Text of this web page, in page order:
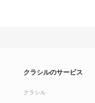
クラシルのサービス
クラシル